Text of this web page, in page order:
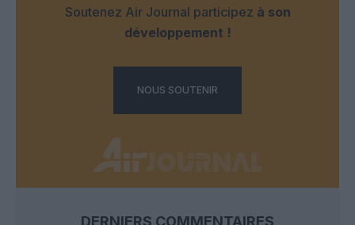
Soutenez Air Journal participez à son
développement !
NOUS SOUTENIR
DERNIERS COMMENTAIRES